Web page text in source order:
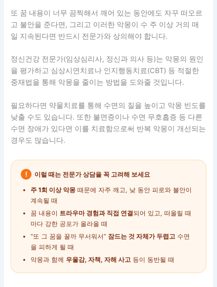
또 꿈 내용이 너무 끔찍해서 깨어 있는 동안에도 자꾸 떠오르
고 불안을 준다면, 그리고 이러한 악몽이 수 주 이상 거의 매
일 지속된다면 반드시 전문가와 상의해야 합니다.
정신건강 전문가(임상심리사, 정신과 의사 등)는 악몽의 원인
을 평가하고 심상시연치료나 인지행동치료(CBT) 등 적절한
중재법을 통해 악몽을 줄이는 방법을 도와줄 것입니다.
필요하다면 약물치료를 통해 수면의 질을 높이고 악몽 빈도를
낮출 수도 있습니다. 또한 불면증이나 수면 무호흡증 등 다른
수면 장애가 있다면 이를 치료함으로써 반복 악몽이 개선되는
경우도 많습니다.
!
이럴 때는 전문가 상담을 꼭 고려해 보세요
주 1회 이상 악몽 때문에 자주 깨고, 낮 동안 피로와 불안이
계속될 때
꿈 내용이 트라우마 경험과 직접 연결되어 있고, 떠올릴 때
마다 강한 공포가 올라올 때
“또 그 꿈을 꿀까 무서워서” 잠드는 것 자체가 두렵고 수면
을 피하게 될 때
악몽과 함께 우울감, 자책, 자해 사고 등이 동반될 때